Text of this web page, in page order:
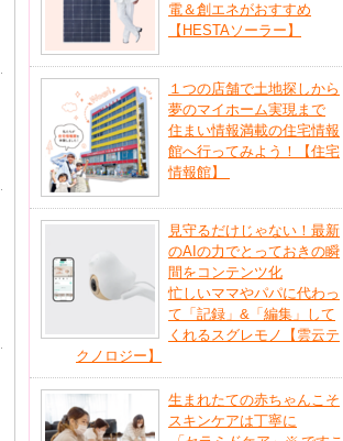
電＆創エネがおすすめ
【HESTAソーラー】
１つの店舗で土地探しから
夢のマイホーム実現まで
住まい情報満載の住宅情報
館へ行ってみよう！【住宅
情報館】
見守るだけじゃない！最新
のAIの力でとっておきの瞬
間をコンテンツ化
忙しいママやパパに代わっ
て「記録」&「編集」して
くれるスグレモノ【雲云テ
クノロジー】
生まれたての赤ちゃんこそ
スキンケアは丁寧に